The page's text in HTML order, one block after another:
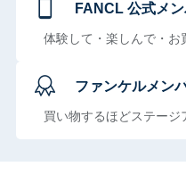
FANCL 公式メ
体験して・楽しんで・お
ファンケルメン
買い物するほどステージ